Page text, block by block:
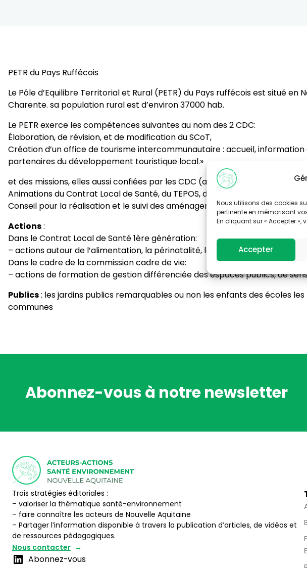
Nous utilisons des cookies
pertinente en mémorisant
En cliquant sur « Accepter »,
Accepter
PETR du Pays Ruffécois
Le Pôle d’Equilibre Territorial et Rural (PETR) du Pays ruffécois est situé
Charente. sa population rural est d’environ 37000 hab.
Le PETR exerce les compétences suivantes au nom des 2 CDC:
Élaboration, de révision, et de modification du SCoT,
Création d’un office de tourisme intercommunautaire : accueil,
partenaires du développement touristique local.»
et des missions, elles aussi confiées par les CDC (au service des 83
Animations du Contrat Local de Santé, du TEPOS, du LEADER
Conseil pour la réalisation et le suivi des aménagements paysagers des
Actions:
Dans le Contrat Local de Santé 1ère génération:
– actions autour de l’alimentation, la périnatalité, les pesticides, l’ambroisie
Dans le cadre de la commission cadre de vie:
– actions de formation de gestion différenciée des espaces publics, de
Publics: les jardins publics remarquables ou non les enfants des écoles
communes
Abonnez-vous à notre newsletter
Trois stratégies éditoriales :
– valoriser la thématique santé-environnement
– faire connaître les acteurs de Nouvelle Aquitaine
– Partager l’information disponible à travers la publication d’articles, de vidéos et
de ressources pédagogiques.
Nous contacter
Abonnez-vous